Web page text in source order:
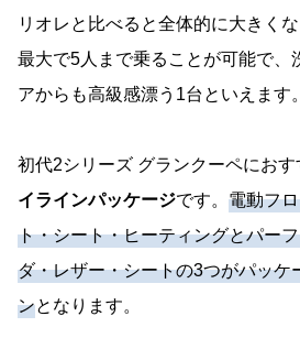
リオレと比べると全体的に大きく
最大で5人まで乗ることが可能で、
アからも高級感漂う1台といえます。
初代2シリーズ グランクーペにお
イラインパッケージです。 電動フ
ト・シート・ヒーティングとパー
ダ・レザー・シートの3つがパッケ
ンとなります。